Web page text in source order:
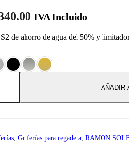
Rango
precios:
desde
$8,932.00
IVA Incluido
de ahorro de agua del 50% y limitador
AÑADIR
, Griferías para regadera, RAMON